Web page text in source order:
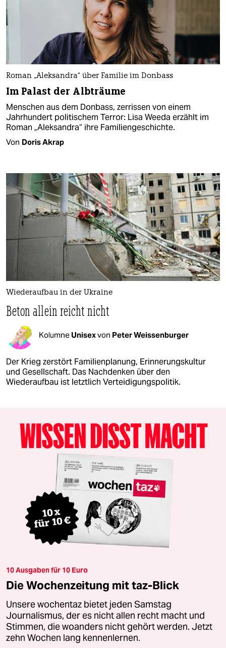
Roman „Aleksandra“ über Familie im Donbass
Im Palast der Albträume
Menschen aus dem Donbass, zerrissen von einem
Jahrhundert politischem Terror: Lisa Weeda erzählt im
Roman „Aleksandra“ ihre Familiengeschichte.
Von Doris Akrap
Wiederaufbau in der Ukraine
Beton allein reicht nicht
Kolumne Unisexvon Peter Weissenburger
Der Krieg zerstört Familienplanung, Erinnerungskultur
und Gesellschaft. Das Nachdenken über den
Wiederaufbau ist letztlich Verteidigungspolitik.
10 Ausgaben für 10 Euro
Die Wochenzeitung mit taz-Blick
Unsere wochentaz bietet jeden Samstag
Journalismus, der es nicht allen recht macht und
Stimmen, die woanders nicht gehört werden. Jetzt
zehn Wochen lang kennenlernen.